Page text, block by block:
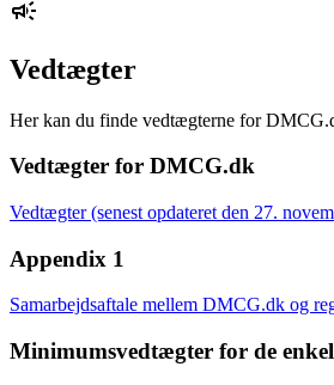
Vedtægter
Her kan du finde vedtægterne for
Vedtægter for DMCG.dk
Vedtægter (senest opdateret den 27.
Appendix 1
Samarbejdsaftale mellem DMCG.dk og
Minimumsvedtægter for de